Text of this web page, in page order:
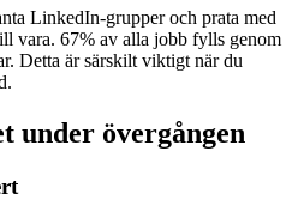
LinkedIn-grupper och prata med
vara. 67% av alla jobb fylls genom
Detta är särskilt viktigt när du
under övergången